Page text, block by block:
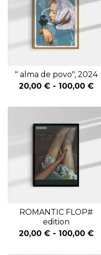
" alma de povo", 2024
20,00 €- 100,00 €
ROMANTIC FLOP#
edition
20,00 €- 100,00 €